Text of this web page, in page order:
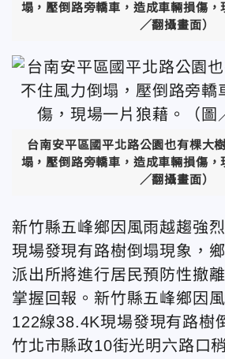
塌，壓倒路旁轎車，造成車輛損傷，
／翻攝畫面）
台南安平區國平北路公園也有棵大
塌，壓倒路旁轎車，造成車輛損傷，
／翻攝畫面）
新竹縣五峰鄉因風雨越趨強
現場發現有路樹倒塌現象，
派出所將進行居民預防性撤
掌握回報。新竹縣五峰鄉因
122線38.4K現場發現有路樹
竹北市縣政10街光明六路口